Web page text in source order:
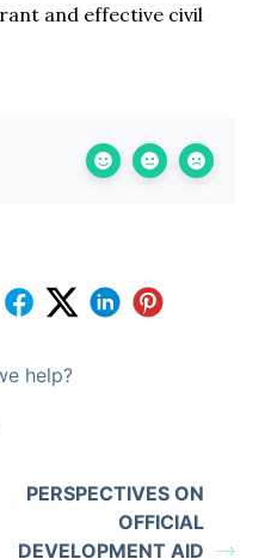
and effective civil
help?
PERSPECTIVES ON
OFFICIAL
DEVELOPMENT AID